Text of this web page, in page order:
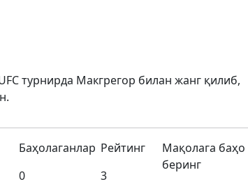
турнирда Макгрегор билан жанг қилиб,
Баҳолаганлар
0
Рейтинг
3
Мақолага баҳо
беринг